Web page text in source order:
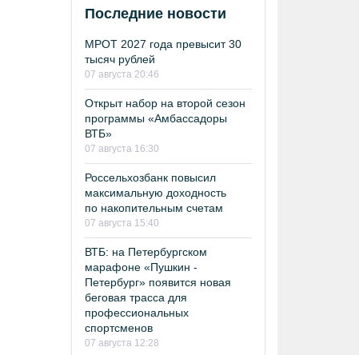
Последние новости
МРОТ 2027 года превысит 30
тысяч рублей
07 августа 20:46
Открыт набор на второй сезон
программы «Амбассадоры
ВТБ»
07 августа 16:30
Россельхозбанк повысил
максимальную доходность
по накопительным счетам
07 августа 15:40
ВТБ: на Петербургском
марафоне «Пушкин -
Петербург» появится новая
беговая трасса для
профессиональных
спортсменов
07 августа 12:28